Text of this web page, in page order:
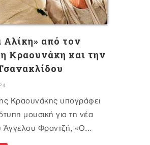
Αλίκη» από τον
Κραουνάκη και την
Κραουνάκης υπογράφει
μουσική για τη νέα
Άγγελου Φραντζή, «Ο...